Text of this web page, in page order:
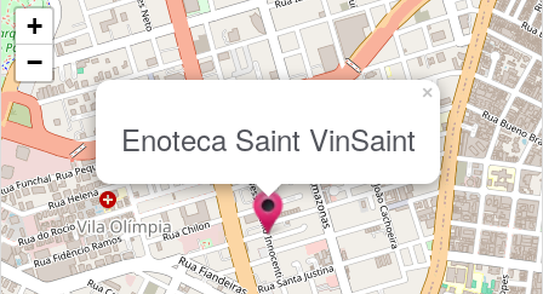
Enoteca Saint VinSaint
×
+
−